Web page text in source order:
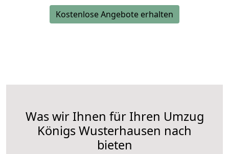
Kostenlose Angebote erhalten
Was wir Ihnen für Ihren Umzug
Königs Wusterhausen nach
bieten